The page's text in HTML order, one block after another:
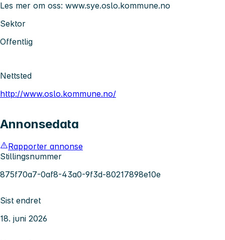
Les mer om oss: www.sye.oslo.kommune.no
Sektor
Offentlig
Nettsted
http://www.oslo.kommune.no/
Annonsedata
Rapporter annonse
Stillingsnummer
875f70a7-0af8-43a0-9f3d-80217898e10e
Sist endret
18. juni 2026